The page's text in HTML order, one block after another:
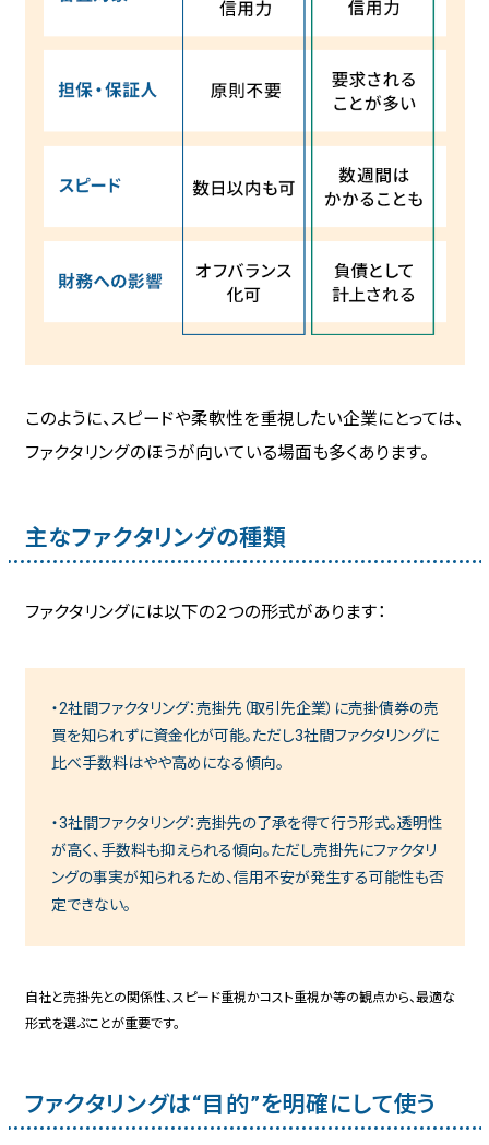
このように、スピードや柔軟性を重視したい企業にとっては、
ファクタリングのほうが向いている場面も多くあります。
主なファクタリングの種類
ファクタリングには以下の２つの形式があります：
・2社間ファクタリング：売掛先（取引先企業）に売掛債券の売
買を知られずに資金化が可能。ただし3社間ファクタリングに
比べ手数料はやや高めになる傾向。
・3社間ファクタリング：売掛先の了承を得て行う形式。透明性
が高く、手数料も抑えられる傾向。ただし売掛先にファクタリ
ングの事実が知られるため、信用不安が発生する可能性も否
定できない。
自社と売掛先との関係性、スピード重視かコスト重視か等の観点から、最適な
形式を選ぶことが重要です。
ファクタリングは“目的”を明確にして使う